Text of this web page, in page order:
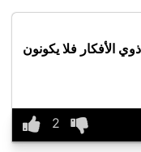
الأفكار فلا يكونون